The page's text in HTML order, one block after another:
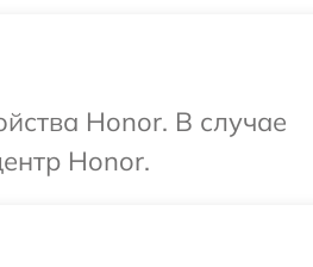
Honor. В случае
Honor.